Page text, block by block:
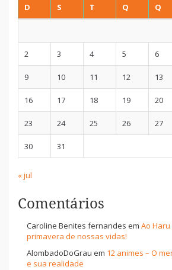
D
S T Q Q
2 3 4 5 6
9 10 11 12 13
16 17 18 19 20
23 24 25 26 27
30 31
« jul
Comentários
Caroline Benites fernandes em Ao Haru
primavera de nossas vidas!
AlombadoDoGrau em 12 animes – O
e sua realidade